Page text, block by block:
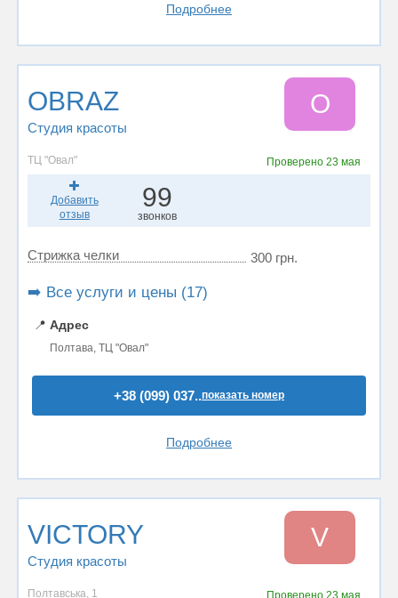
Подробнее
OBRAZ
Студия красоты
O
ТЦ "Овал" Проверено 23 мая
Добавить
отзыв
99
звонков
Стрижка челки 300 грн.
➡️ Все услуги и цены (17)
📍 Адрес
Полтава, ТЦ "Овал"
+38 (099) 037..показать номер
Подробнее
VICTORY
Студия красоты
V
Полтавська, 1 Проверено 23 мая